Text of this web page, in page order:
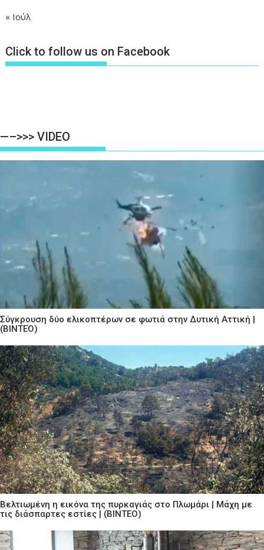
« Ιούλ
Click to follow us on Facebook
—–>>> VIDEO
Σύγκρουση δύο ελικοπτέρων σε φωτιά στην Δυτική Αττική |
(ΒΙΝΤΕΟ)
Βελτιωμένη η εικόνα της πυρκαγιάς στο Πλωμάρι | Μάχη με
τις διάσπαρτες εστίες | (ΒΙΝΤΕΟ)